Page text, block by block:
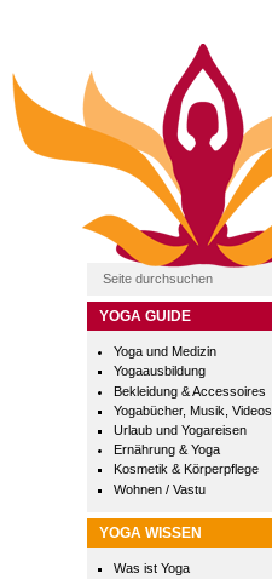
YOGA GUIDE
Yoga und Medizin
Yogaausbildung
Bekleidung & Accessoires
Yogabücher, Musik, Videos
Urlaub und Yogareisen
Ernährung & Yoga
Kosmetik & Körperpflege
Wohnen / Vastu
YOGA WISSEN
Was ist Yoga